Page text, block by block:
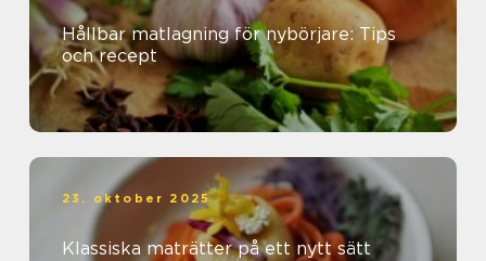
Hållbar matlagning för nybörjare: Tips
och recept
23. oktober 2025
Klassiska maträtter på ett nytt sätt